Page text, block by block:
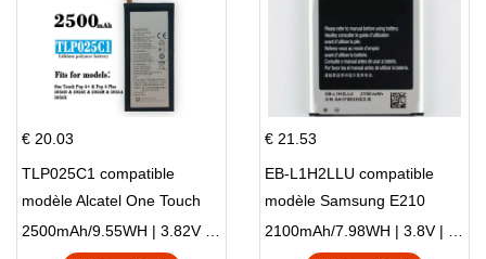
€ 20.03
TLP025C1 compatible
modèle Alcatel One Touch
Pop 4 Plus OT-5056D
2500mAh/9.55WH | 3.82V | Li-ion ...
€ 21.53
EB-L1H2LLU compatible
modèle Samsung E210
E210K i939
2100mAh/7.98WH | 3.8V | Li-ion ...